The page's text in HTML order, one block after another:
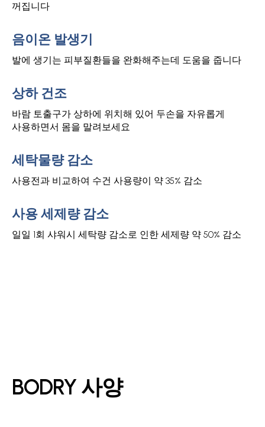
꺼집니다
음이온 발생기
발에 생기는 피부질환들을 완화해주는데 도움을 줍니다
상하 건조
바람 토출구가 상하에 위치해 있어 두손을 자유롭게
사용하면서 몸을 말려보세요
세탁물량 감소
사용전과 비교하여 수건 사용량이 약 35% 감소
사용 세제량 감소
일일 1회 샤워시 세탁량 감소로 인한 세제량 약 50% 감소
BODRY 사양